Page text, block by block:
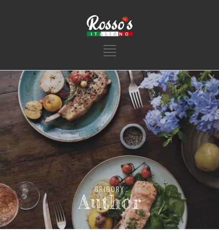
GRIGORY
Author